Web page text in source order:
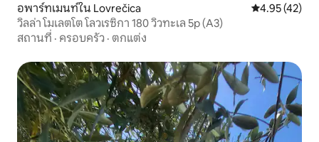
อพาร์ทเมนท์ใน Lovrečica คะแนนเฉลี่ย
4.95 (42)
วิลล่า โมเลตโต โลวเรซิกา 180 วิวทะเล 5p (A3)
สถานที่ · ครอบครัว · ตกแต่ง